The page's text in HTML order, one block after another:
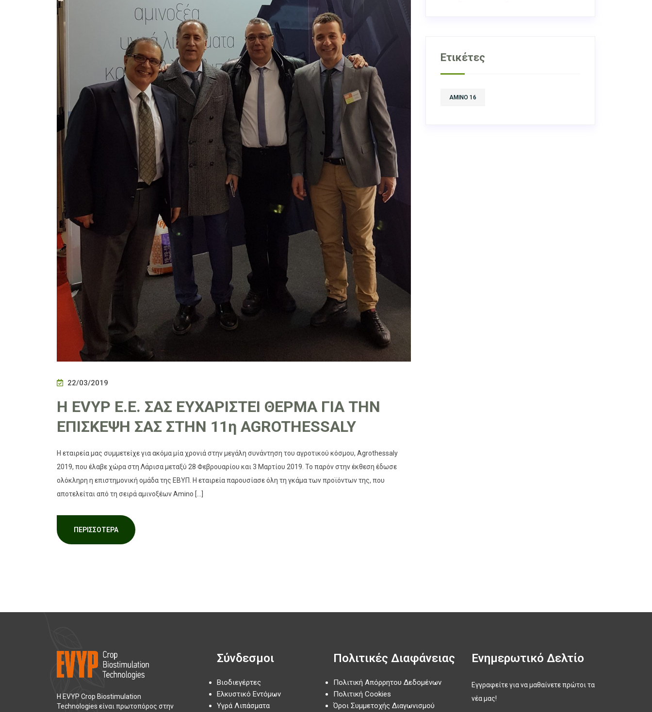
22/03/2019
Η EVYP Ε.Ε. ΣΑΣ ΕΥΧΑΡΙΣΤΕΙ ΘΕΡΜΑ ΓΙΑ ΤΗΝ
ΕΠΙΣΚΕΨΗ ΣΑΣ ΣΤΗΝ 11η AGROTHESSALY
Η εταιρεία μας συμμετείχε για ακόμα μία χρονιά στην μεγάλη συνάντηση του αγροτικού κόσμου, Agrothessaly
2019, που έλαβε χώρα στη Λάρισα μεταξύ 28 Φεβρουαρίου και 3 Μαρτίου 2019. Το παρόν στην έκθεση έδωσε
ολόκληρη η επιστημονική ομάδα της ΕΒΥΠ. Η εταιρεία παρουσίασε όλη τη γκάμα των προϊόντων της, που
αποτελείται από τη σειρά αμινοξέων Amino […]
ΠΕΡΙΣΣΌΤΕΡΑ
Ετικέτες
AMINO 16
Η EVYP Crop Biostimulation
Technologies είναι πρωτοπόρος στην
Σύνδεσμοι
Βιοδιεγέρτες
Ελκυστικό Εντόμων
Υγρά Λιπάσματα
Πολιτικές Διαφάνειας
Πολιτική Απόρρητου Δεδομένων
Πολιτική Cookies
Όροι Συμμετοχής Διαγωνισμού
Ενημερωτικό Δελτίο
Εγγραφείτε για να μαθαίνετε πρώτοι τα
νέα μας!